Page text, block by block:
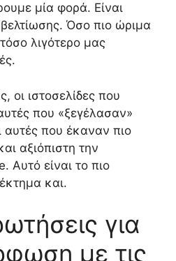
μία φορά. Είναι
Όσο πιο ώριμα
λιγότερο μας
οι ιστοσελίδες που
που «ξεγέλασαν»
αυτές που έκαναν πιο
αξιόπιστη την
Αυτό είναι το πιο
και.
για
με τις